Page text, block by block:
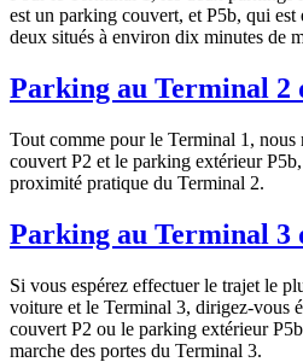
est un parking couvert, et P5b, qui
deux situés à environ dix minutes de
Parking au Terminal
Tout comme pour le Terminal 1, nous
couvert P2 et le parking extérieur
proximité pratique du Terminal 2.
Parking au Terminal
Si vous espérez effectuer le trajet le
voiture et le Terminal 3, dirigez-vous
couvert P2 ou le parking extérieur
marche des portes du Terminal 3.